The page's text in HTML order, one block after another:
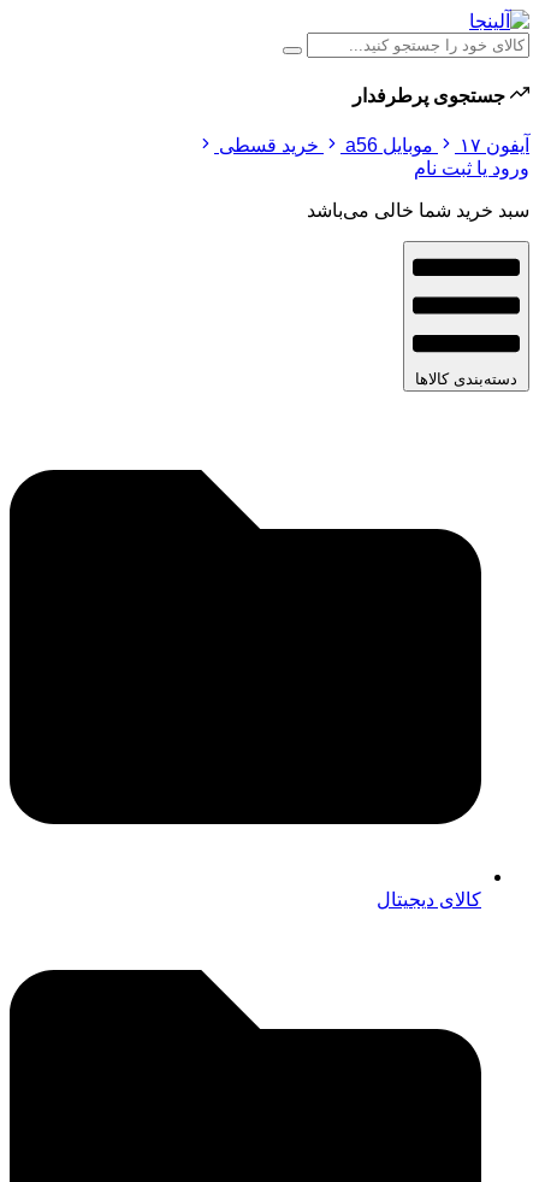
جستجوی پرطرفدار
آیفون ۱۷ موبایل a56
خرید قسطی
ورود یا ثبت نام
سبد خرید شما خالی می‌باشد
دسته‌بندی کالاها
کالای دیجیتال